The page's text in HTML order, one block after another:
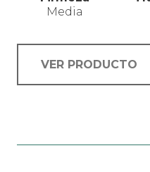
Media
VER PRODUCTO
producto